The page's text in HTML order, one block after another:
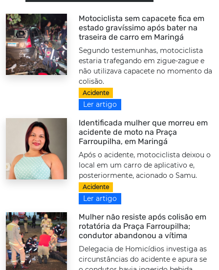
Motociclista sem capacete fica em
estado gravíssimo após bater na
traseira de carro em Maringá
Segundo testemunhas, motociclista
estaria trafegando em zigue-zague e
não utilizava capacete no momento da
colisão.
Acidente
Ler artigo
Identificada mulher que morreu em
acidente de moto na Praça
Farroupilha, em Maringá
Após o acidente, motociclista deixou o
local em um carro de aplicativo e,
posteriormente, acionado o Samu.
Acidente
Ler artigo
Mulher não resiste após colisão em
rotatória da Praça Farroupilha;
condutor abandonou a vítima
Delegacia de Homicídios investiga as
circunstâncias do acidente e apura se